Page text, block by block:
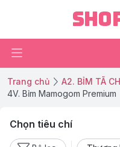
Trang chủ A2. BỈM TÃ
4V. Bỉm Mamogom Premium
Chọn tiêu chí